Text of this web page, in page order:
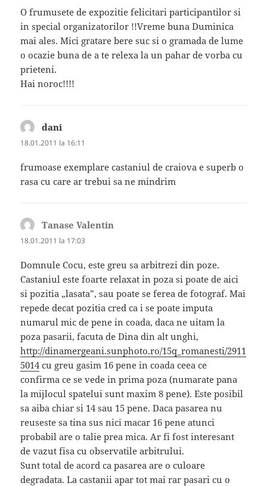
O frumusete de expozitie felicitari participantilor si
in special organizatorilor !!Vreme buna Duminica
mai ales. Mici gratare bere suc si o gramada de lume
o ocazie buna de a te relexa la un pahar de vorba cu
prieteni.
Hai noroc!!!!
dani
18.01.2011 la 16:11
frumoase exemplare castaniul de craiova e superb o
rasa cu care ar trebui sa ne mindrim
Tanase Valentin
18.01.2011 la 17:03
Domnule Cocu, este greu sa arbitrezi din poze.
Castaniul este foarte relaxat in poza si poate de aici
si pozitia „lasata”, sau poate se ferea de fotograf. Mai
repede decat pozitia cred ca i se poate imputa
numarul mic de pene in coada, daca ne uitam la
poza pasarii, facuta de Dina din alt unghi,
http://dinamergeani.sunphoto.ro/15q_romanesti/2911
5014cu greu gasim 16 pene in coada ceea ce
confirma ce se vede in prima poza (numarate pana
la mijlocul spatelui sunt maxim 8 pene). Este posibil
sa aiba chiar si 14 sau 15 pene. Daca pasarea nu
reuseste sa tina sus nici macar 16 pene atunci
probabil are o talie prea mica. Ar fi fost interesant
de vazut fisa cu observatile arbitrului.
Sunt total de acord ca pasarea are o culoare
degradata. La castanii apar tot mai rar pasari cu o